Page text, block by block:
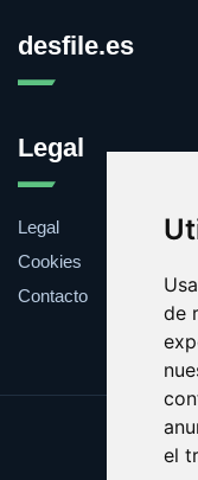
de
el
desfile.es
Legal
Legal
Cookies
Contacto